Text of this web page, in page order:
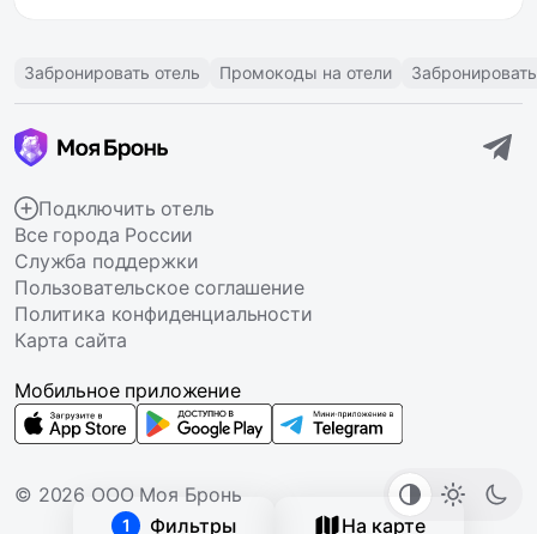
1 Фильтры На карте
Забронировать отель Промокоды на отели
Подключить отель
Все города России
Служба поддержки
Пользовательское соглашение
Политика конфиденциальности
Карта сайта
© 2026 ООО Моя Бронь
Мобильное приложение